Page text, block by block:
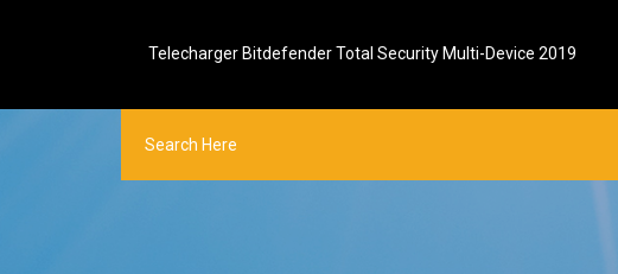
Telecharger Bitdefender Total Security Multi-Device 2019